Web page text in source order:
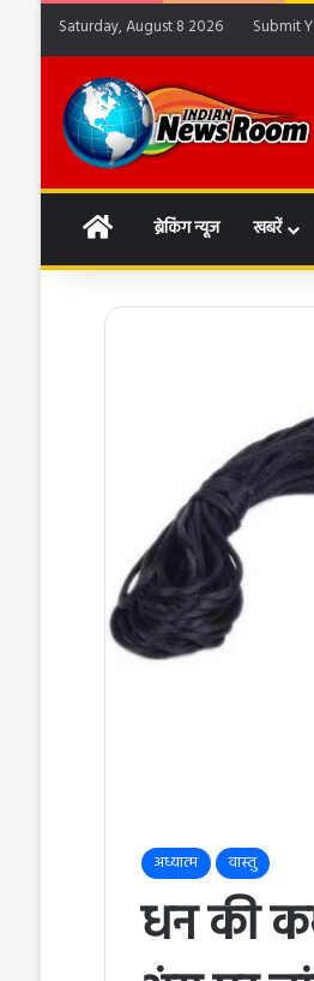
Saturday, August 8 2026 Submit
HOMEब्रेकिंग न्यूज खबरें
अध्यात्म वास्तु
धन की